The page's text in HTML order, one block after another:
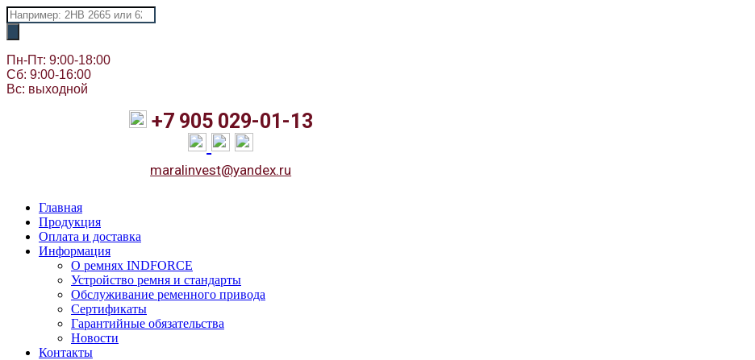
Поиск
товаров
Пн-Пт: 9:00-18:00
Сб: 9:00-16:00
Вс: выходной
+7 905 029-01-13
maralinvest@yandex.ru
Главная
Продукция
Оплата и доставка
Информация
О ремнях INDFORCE
Устройство ремня и стандарты
Обслуживание ременного привода
Сертификаты
Гарантийные обязательства
Новости
Контакты